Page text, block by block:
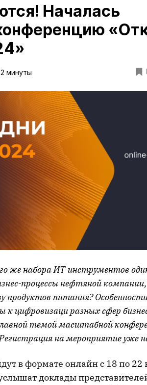
Началась
2 минуты
же набора ИТ-инструментов
процессы нефтяной
продуктов питания?
цифровизаци разных сфер
темой масштабной
на мероприятие уже
в формате онлайн с 18 по 22
доклады